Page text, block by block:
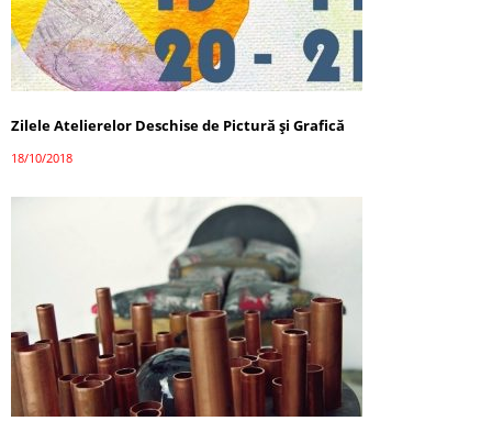
Zilele Atelierelor Deschise de Pictură și Grafică
18/10/2018